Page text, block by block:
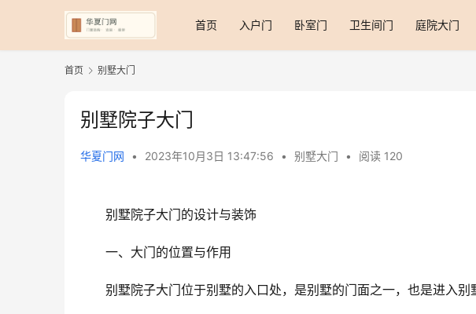
首页 入户门 卧室门 卫生间门 庭院大门
首页 别墅大门
别墅院子大门
华夏门网 • 2023年10月3日 13:47:56 • 别墅大门 • 阅读 120
别墅院子大门的设计与装饰
一、大门的位置与作用
别墅院子大门位于别墅的入口处，是别墅的门面之一，也是进入别